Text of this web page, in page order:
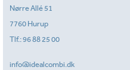
Nørre Allé 51
7760 Hurup
Tlf.:96 88 25 00
info@idealcombi.dk